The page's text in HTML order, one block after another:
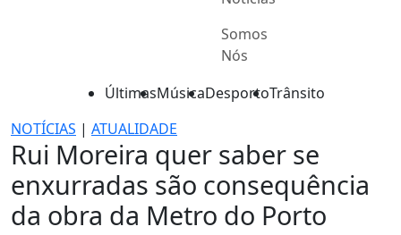
Somos
Nós
ÚltimasMúsicaDesportoTrânsito
NOTÍCIAS | ATUALIDADE
Rui Moreira quer saber se
enxurradas são consequência
da obra da Metro do Porto